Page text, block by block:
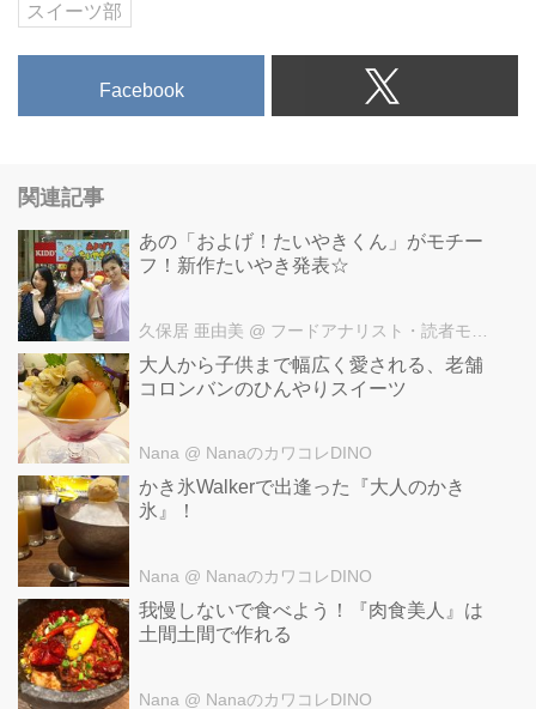
スイーツ部
Facebook
関連記事
あの「およげ！たいやきくん」がモチー
フ！新作たいやき発表☆
久保居 亜由美 @ フードアナリスト・読者モデル久保居 亜由美オフィシャルサイト
大人から子供まで幅広く愛される、老舗
コロンバンのひんやりスイーツ
Nana @ NanaのカワコレDINO
かき氷Walkerで出逢った『大人のかき
氷』！
Nana @ NanaのカワコレDINO
我慢しないで食べよう！『肉食美人』は
土間土間で作れる
Nana @ NanaのカワコレDINO